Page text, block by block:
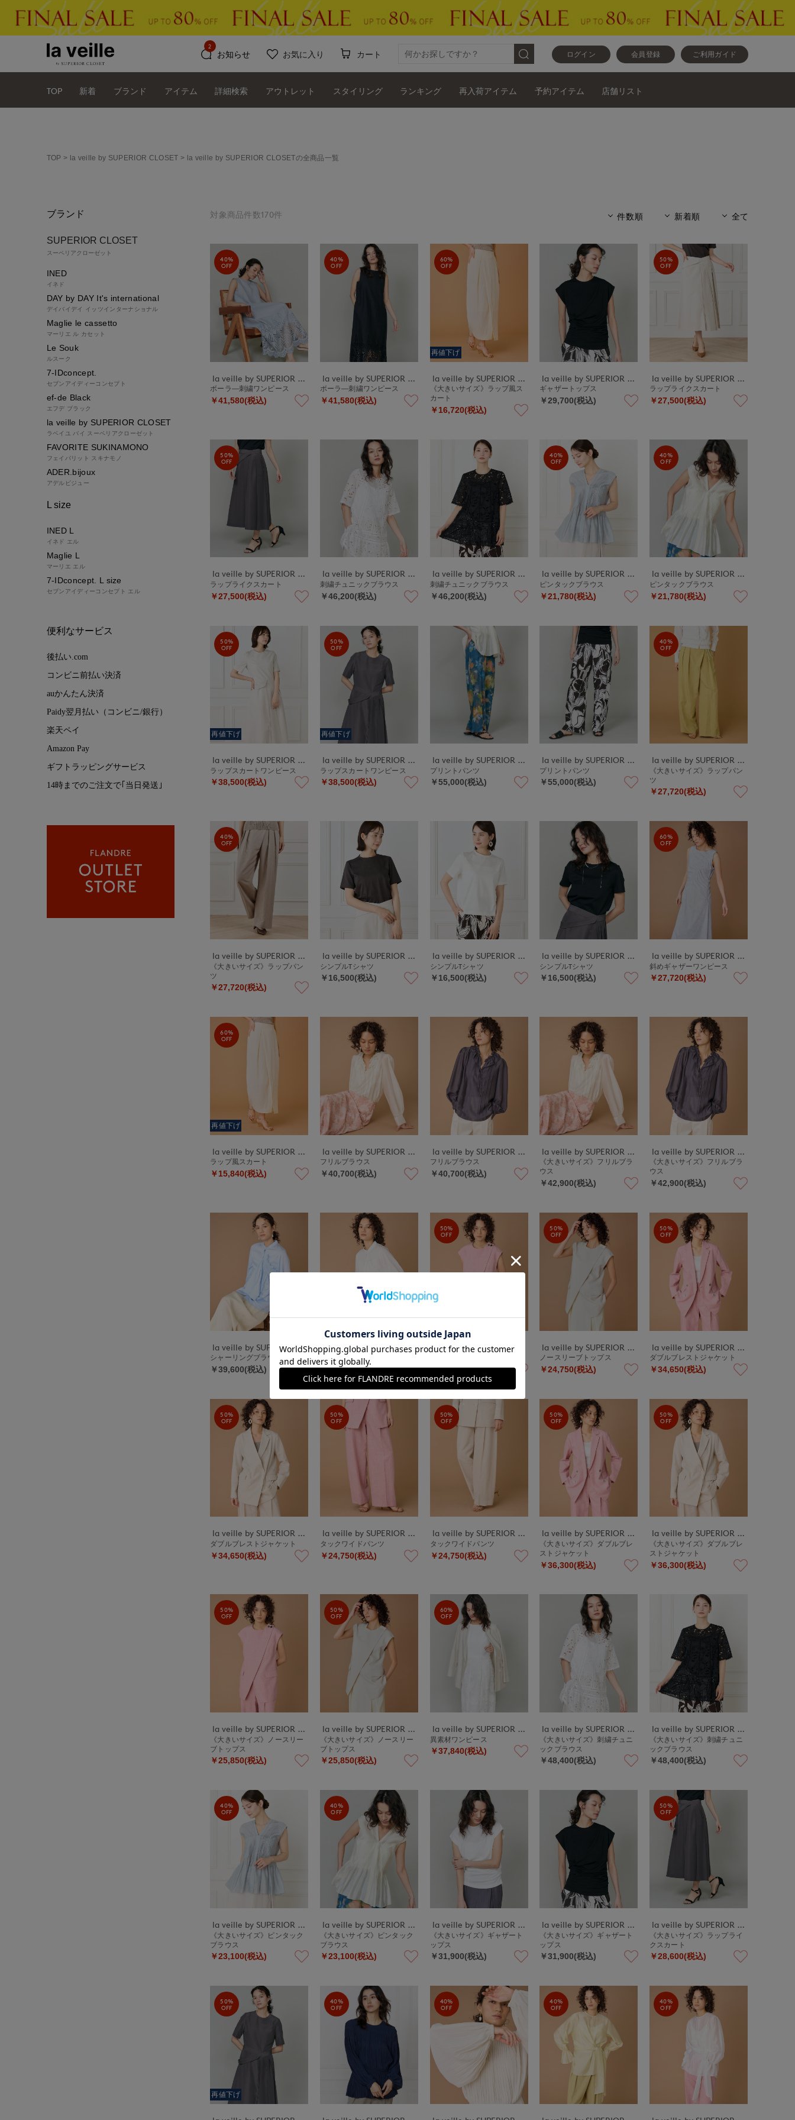
ログイン 会員登録 ご利用ガイド
お知らせ
2
お気に入り カート
TOP 新着 ブランド アイテム 詳細検索 アウトレット スタイリング ランキング 再入荷アイテム 予約アイテム 店舗リスト
TOP la veille by SUPERIOR CLOSET la veille by SUPERIOR CLOSETの全商品一覧
件数順 新着順 全て
対象商品件数170件
40%
OFF
la veille by SUPERIOR CLOSET
ボーラ―刺繍ワンピース
￥41,580(税込)
40%
OFF
la veille by SUPERIOR CLOSET
ボーラ―刺繍ワンピース
￥41,580(税込)
60%
OFF
再値下げ
la veille by SUPERIOR CLOSET
《大きいサイズ》ラップ風ス
カート
￥16,720(税込)
la veille by SUPERIOR CLOSET
ギャザートップス
￥29,700(税込)
50%
OFF
la veille by SUPERIOR CLOSET
ラップライクスカート
￥27,500(税込)
50%
OFF
la veille by SUPERIOR CLOSET
ラップライクスカート
￥27,500(税込)
la veille by SUPERIOR CLOSET
刺繍チュニックブラウス
￥46,200(税込)
la veille by SUPERIOR CLOSET
刺繍チュニックブラウス
￥46,200(税込)
40%
OFF
la veille by SUPERIOR CLOSET
ピンタックブラウス
￥21,780(税込)
40%
OFF
la veille by SUPERIOR CLOSET
ピンタックブラウス
￥21,780(税込)
50%
OFF
再値下げ
la veille by SUPERIOR CLOSET
ラップスカートワンピース
￥38,500(税込)
50%
OFF
再値下げ
la veille by SUPERIOR CLOSET
ラップスカートワンピース
￥38,500(税込)
la veille by SUPERIOR CLOSET
プリントパンツ
￥55,000(税込)
la veille by SUPERIOR CLOSET
プリントパンツ
￥55,000(税込)
40%
OFF
la veille by SUPERIOR CLOSET
《大きいサイズ》ラップパン
ツ
￥27,720(税込)
40%
OFF
la veille by SUPERIOR CLOSET
《大きいサイズ》ラップパン
ツ
￥27,720(税込)
la veille by SUPERIOR CLOSET
シンプルTシャツ
￥16,500(税込)
la veille by SUPERIOR CLOSET
シンプルTシャツ
￥16,500(税込)
la veille by SUPERIOR CLOSET
シンプルTシャツ
￥16,500(税込)
60%
OFF
la veille by SUPERIOR CLOSET
斜めギャザーワンピース
￥27,720(税込)
60%
OFF
再値下げ
la veille by SUPERIOR CLOSET
ラップ風スカート
￥15,840(税込)
la veille by SUPERIOR CLOSET
フリルブラウス
￥40,700(税込)
la veille by SUPERIOR CLOSET
フリルブラウス
￥40,700(税込)
la veille by SUPERIOR CLOSET
《大きいサイズ》フリルブラ
ウス
￥42,900(税込)
la veille by SUPERIOR CLOSET
《大きいサイズ》フリルブラ
ウス
￥42,900(税込)
la veille by SUPERIOR CLOSET
シャーリングブラウス
￥39,600(税込)
la veille by SUPERIOR CLOSET
シャーリングブラウス
￥39,600(税込)
50%
OFF
￥24,750(税込)
50%
OFF
la veille by SUPERIOR CLOSET
ノースリーブトップス
￥24,750(税込)
50%
OFF
la veille by SUPERIOR CLOSET
ダブルブレストジャケット
￥34,650(税込)
50%
OFF
la veille by SUPERIOR CLOSET
ダブルブレストジャケット
￥34,650(税込)
50%
OFF
la veille by SUPERIOR CLOSET
タックワイドパンツ
￥24,750(税込)
50%
OFF
la veille by SUPERIOR CLOSET
タックワイドパンツ
￥24,750(税込)
50%
OFF
la veille by SUPERIOR CLOSET
《大きいサイズ》ダブルブレ
ストジャケット
￥36,300(税込)
50%
OFF
la veille by SUPERIOR CLOSET
《大きいサイズ》ダブルブレ
ストジャケット
￥36,300(税込)
50%
OFF
la veille by SUPERIOR CLOSET
《大きいサイズ》ノースリー
ブトップス
￥25,850(税込)
50%
OFF
la veille by SUPERIOR CLOSET
《大きいサイズ》ノースリー
ブトップス
￥25,850(税込)
60%
OFF
la veille by SUPERIOR CLOSET
異素材ワンピース
￥37,840(税込)
la veille by SUPERIOR CLOSET
《大きいサイズ》刺繍チュニ
ックブラウス
￥48,400(税込)
la veille by SUPERIOR CLOSET
《大きいサイズ》刺繍チュニ
ックブラウス
￥48,400(税込)
40%
OFF
la veille by SUPERIOR CLOSET
《大きいサイズ》ピンタック
ブラウス
￥23,100(税込)
40%
OFF
la veille by SUPERIOR CLOSET
《大きいサイズ》ピンタック
ブラウス
￥23,100(税込)
la veille by SUPERIOR CLOSET
《大きいサイズ》ギャザート
ップス
￥31,900(税込)
la veille by SUPERIOR CLOSET
《大きいサイズ》ギャザート
ップス
￥31,900(税込)
50%
OFF
la veille by SUPERIOR CLOSET
《大きいサイズ》ラップライ
クスカート
￥28,600(税込)
50%
OFF
再値下げ
40%
OFF
40%
OFF
40%
OFF
40%
OFF
ブランド
SUPERIOR CLOSET
スーペリアクローゼット
INED
イネド
DAY by DAY It's international
デイバイデイ イッツインターナショナル
Maglie le cassetto
マーリエ ル カセット
Le Souk
ルスーク
7-IDconcept.
セブンアイディーコンセプト
ef-de Black
エフデ ブラック
la veille by SUPERIOR CLOSET
ラベイユ バイ スーペリアクローゼット
FAVORITE SUKINAMONO
フェイバリット スキナモノ
ADER.bijoux
アデルビジュー
L size
INED L
イネド エル
Maglie L
マーリエ エル
7-IDconcept. L size
セブンアイディーコンセプト エル
便利なサービス
後払い.com
コンビニ前払い決済
auかんたん決済
Paidy翌月払い（コンビニ/銀行）
楽天ペイ
Amazon Pay
ギフトラッピングサービス
14時までのご注文で｢当日発送｣